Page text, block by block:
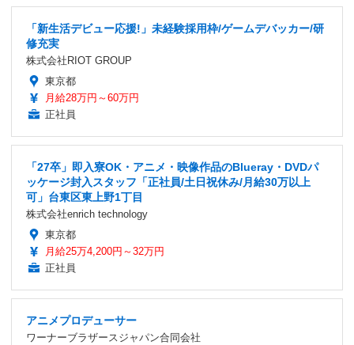
「新生活デビュー応援!」未経験採用枠/ゲームデバッカー/研
修充実
株式会社RIOT GROUP
東京都
月給28万円～60万円
正社員
「27卒」即入寮OK・アニメ・映像作品のBlueray・DVDパ
ッケージ封入スタッフ「正社員/土日祝休み/月給30万以上
可」台東区東上野1丁目
株式会社enrich technology
東京都
月給25万4,200円～32万円
正社員
アニメプロデューサー
ワーナーブラザースジャパン合同会社